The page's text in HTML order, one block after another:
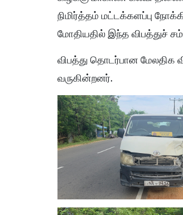
நிமிர்த்தம் மட்டக்களப்பு
மோதியதில் இந்த விபத்துச்
விபத்து தொடர்பான மேலதிக
வருகின்றனர்.